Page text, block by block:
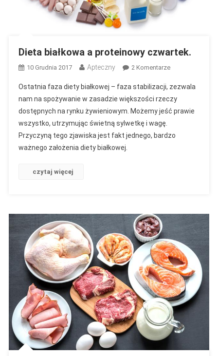
Dieta białkowa a proteinowy czwartek.
10 Grudnia 2017 Apteczny 2 KomentarzeDo
Białkowa
A
Proteinowy
Ostatnia faza diety białkowej – faza stabilizacji, zezwala
nam na spożywanie w zasadzie większości rzeczy
dostępnych na rynku żywieniowym. Możemy jeść prawie
wszystko, utrzymując świetną sylwetkę i wagę.
Przyczyną tego zjawiska jest fakt jednego, bardzo
ważnego założenia diety białkowej.
czytaj więcej